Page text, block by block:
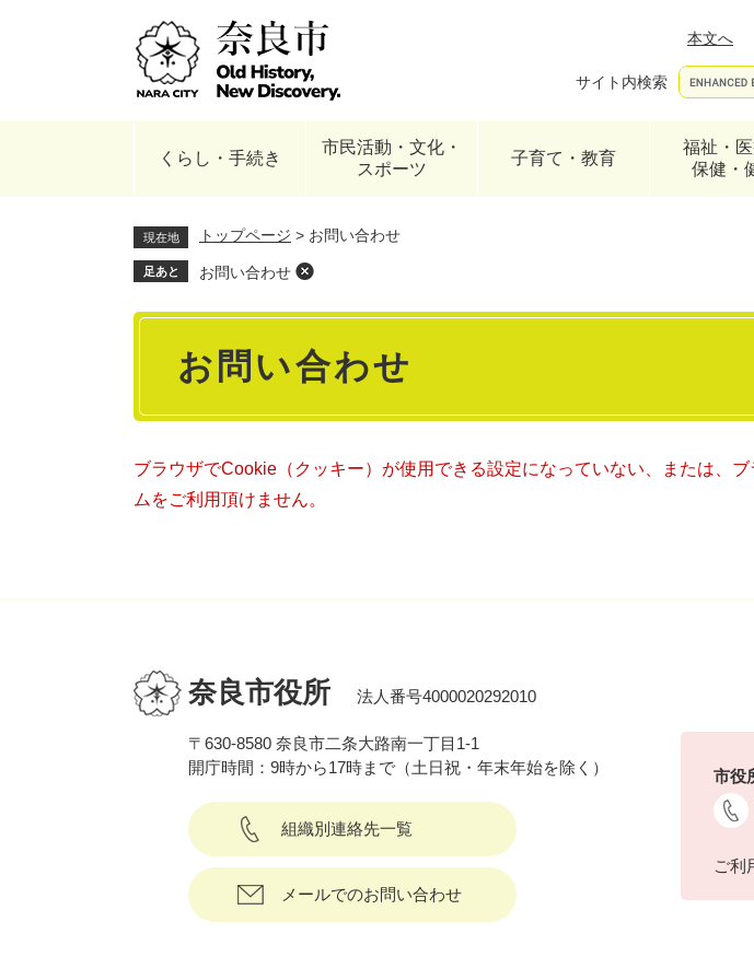
本文へ
サイト内検索
くらし・手続き
市民活動・文化・
スポーツ
子育て・教育
福祉・医
保健・
現在地 トップページ > お問い合わせ
足あと お問い合わせ
本
お問い合わせ
ブラウザでCookie（クッキー）が使用できる設定になっていない、または、
ムをご利用頂けません。
奈良市役所 法人番号4000020292010
〒630-8580 奈良市二条大路南一丁目1-1
開庁時間：9時から17時まで（土日祝・年末年始を除く）
組織別連絡先一覧
メールでのお問い合わせ
市役
ご利